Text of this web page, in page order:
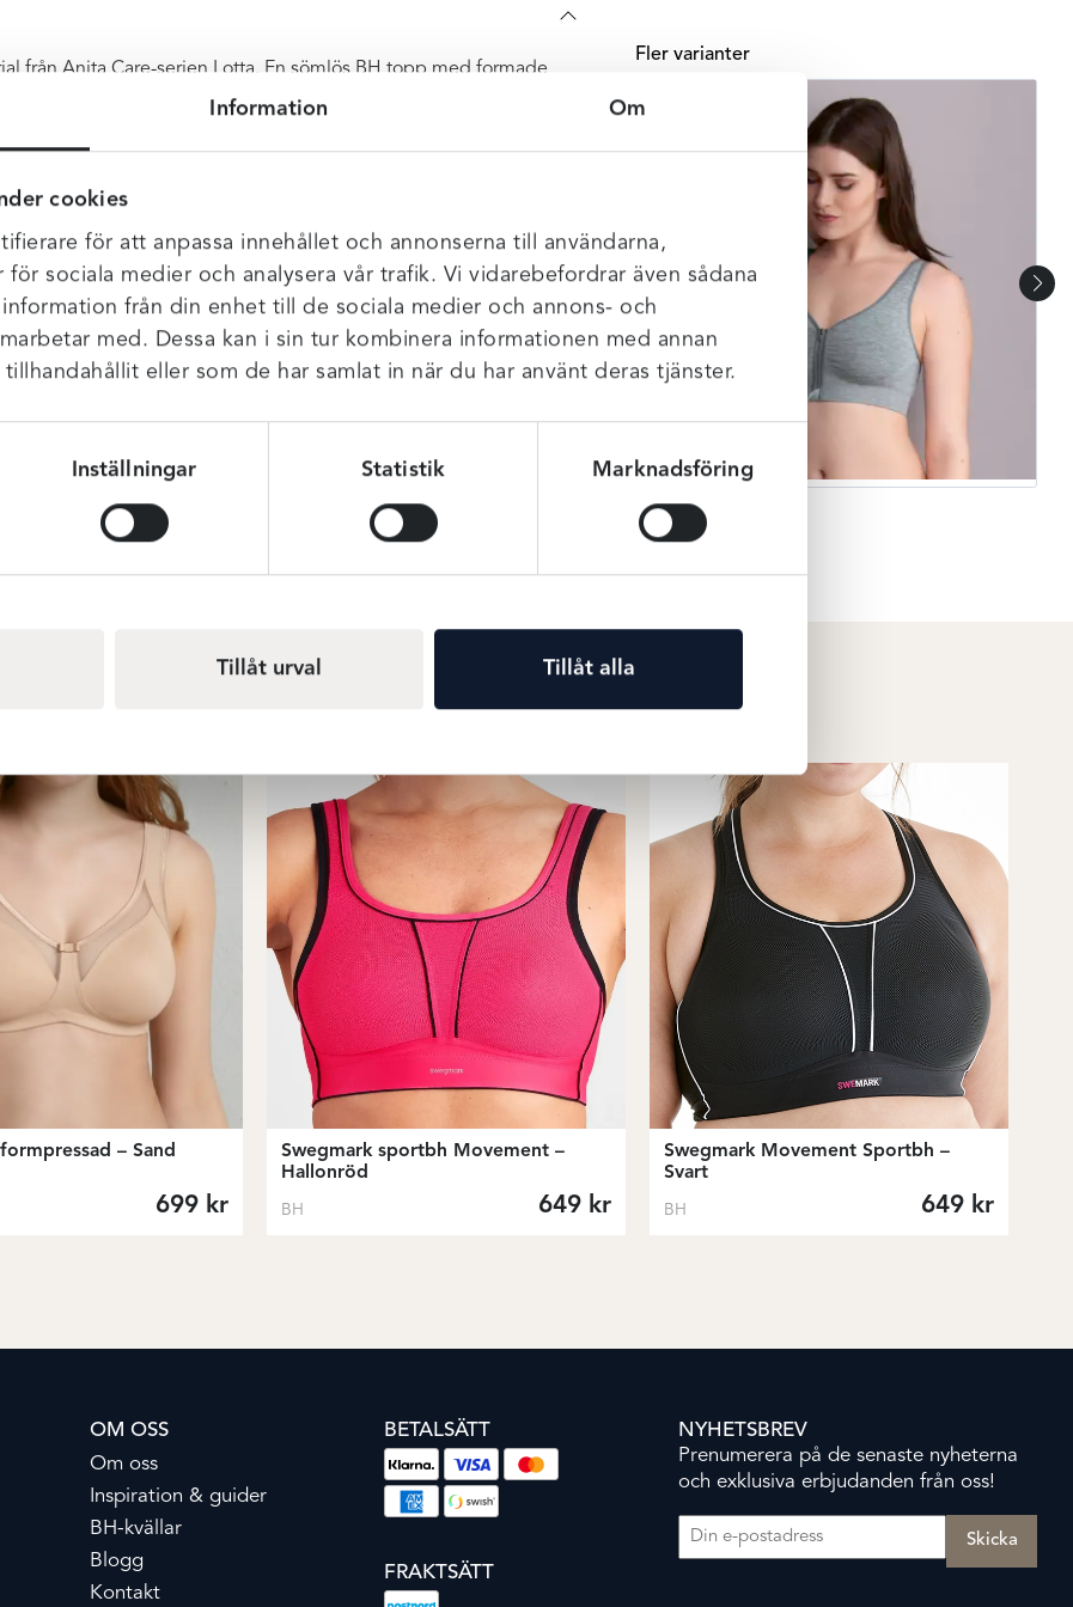
Information Om
cookies
för att anpassa innehållet och annonserna till användarna,
sociala medier och analysera vår trafik. Vi vidarebefordrar även sådana
från din enhet till de sociala medier och annons- och
med. Dessa kan i sin tur kombinera informationen med annan
eller som de har samlat in när du har använt deras tjänster.
Inställningar Statistik Marknadsföring
Tillåt urval Tillåt alla
Fler varianter
från Anita Care-serien Lotta. En sömlös BH topp med formade
Kan användas med en protes. BH:n stängs med hyskor och hake
personalen och även hos många av våra kunder! Bra stöd även
– Sand
699 kr
Swegmark sportbh Movement –
Hallonröd
BH 649 kr
Swegmark Movement Sportbh –
Svart
BH 649 kr
OM OSS
Om oss
Inspiration & guider
BH-kvällar
Blogg
Kontakt
BETALSÄTT
FRAKTSÄTT
NYHETSBREV
Prenumerera på de senaste nyheterna
och exklusiva erbjudanden från oss!
E-post (Obligatoriskt)